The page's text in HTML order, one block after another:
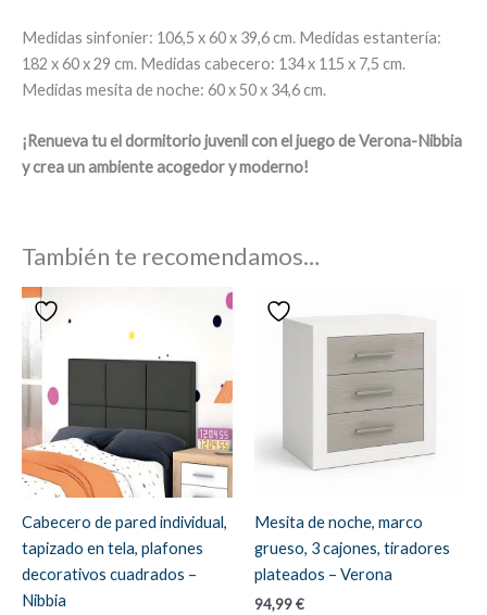
Medidas sinfonier: 106,5 x 60 x 39,6 cm. Medidas estantería:
182 x 60 x 29 cm. Medidas cabecero: 134 x 115 x 7,5 cm.
Medidas mesita de noche: 60 x 50 x 34,6 cm.
¡Renueva tu el dormitorio juvenil con el juego de Verona-Nibbia
y crea un ambiente acogedor y moderno!
También te recomendamos…
Cabecero de pared individual,
tapizado en tela, plafones
decorativos cuadrados –
Nibbia
Mesita de noche, marco
grueso, 3 cajones, tiradores
plateados – Verona
94,99€